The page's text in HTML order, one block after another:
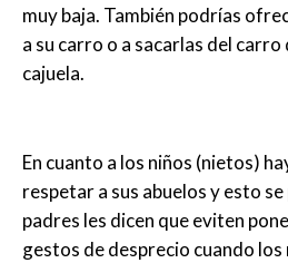
muy baja. También podrías
a su carro o a sacarlas del carro
cajuela.
En cuanto a los niños (nietos)
respetar a sus abuelos y esto
padres les dicen que eviten
gestos de desprecio cuando los